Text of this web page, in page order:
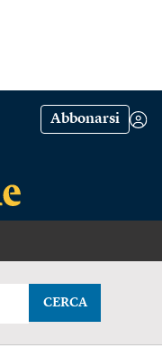
Abbonarsi
CERCA